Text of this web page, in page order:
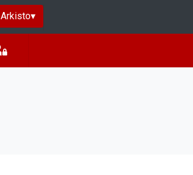
Arkisto▾